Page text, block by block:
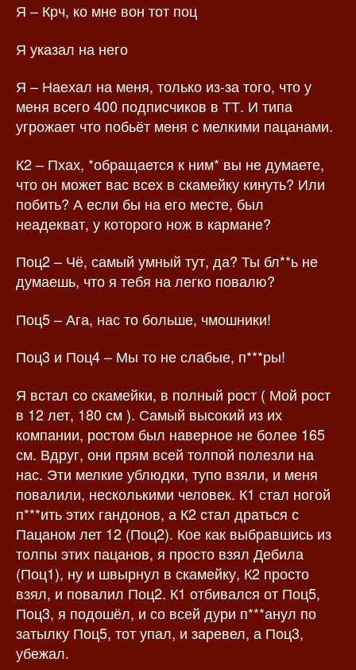
Я – Крч, ко мне вон тот поц
Я указал на него
Я – Наехал на меня, только из-за того, что у
меня всего 400 подписчиков в ТТ. И типа
угрожает что побьёт меня с мелкими пацанами.
К2 – Пхах, *обращается к ним* вы не думаете,
что он может вас всех в скамейку кинуть? Или
побить? А если бы на его месте, был
неадекват, у которого нож в кармане?
Поц2 – Чё, самый умный тут, да? Ты бл**ь не
думаешь, что я тебя на легко повалю?
Поц5 – Ага, нас то больше, чмошники!
Поц3 и Поц4 – Мы то не слабые, п***ры!
Я встал со скамейки, в полный рост ( Мой рост
в 12 лет, 180 см ). Самый высокий из их
компании, ростом был наверное не более 165
см. Вдруг, они прям всей толпой полезли на
нас. Эти мелкие ублюдки, тупо взяли, и меня
повалили, несколькими человек. К1 стал ногой
п***ить этих гандонов, а К2 стал драться с
Пацаном лет 12 (Поц2). Кое как выбравшись из
толпы этих пацанов, я просто взял Дебила
(Поц1), ну и швырнул в скамейку, К2 просто
взял, и повалил Поц2. К1 отбивался от Поц5,
Поц3, я подошёл, и со всей дури п***анул по
затылку Поц5, тот упал, и заревел, а Поц3,
убежал.